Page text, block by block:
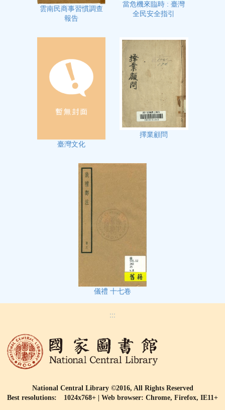
雲南民商事習慣調查
報告
當危機來臨時 : 臺灣
全民安全指引
臺灣文化
擇業顧問
儀禮 十七卷
:::
National Central Library ©2016, All Rights Reserved
Best resolutions: 1024x768+ | Web browser: Chrome, Firefox, IE11+